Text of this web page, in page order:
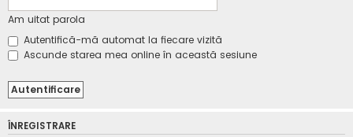
Am uitat parola
Autentifică-mă automat la fiecare vizită
Ascunde starea mea online în această sesiune
ÎNREGISTRARE